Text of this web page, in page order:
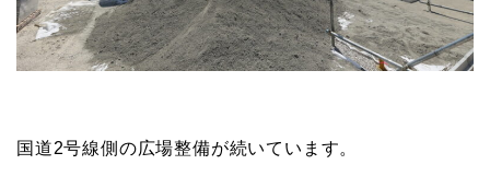
国道2号線側の広場整備が続いています。